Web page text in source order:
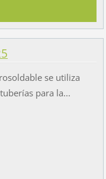
se utiliza
para la...